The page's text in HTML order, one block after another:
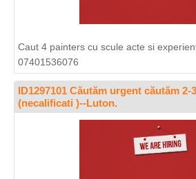
Caut 4 painters cu scule acte si
07401536076
ID1297101 Căutăm urgent căutăm 2-
(necalificati )--Luton.